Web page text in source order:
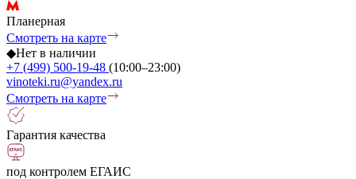
Планерная
Смотреть на карте
◆Нет в наличии
+7 (499) 500-19-48 (10:00–23:00)
vinoteki.ru@yandex.ru
Смотреть на карте
Гарантия качества
под контролем ЕГАИС